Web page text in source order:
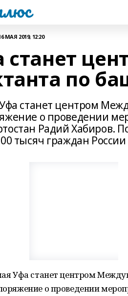
МАЯ 2019, 12:20
станет
по
станет центром
о проведении
Радий Хабиров.
тысяч граждан
Уфа станет центром
о проведении